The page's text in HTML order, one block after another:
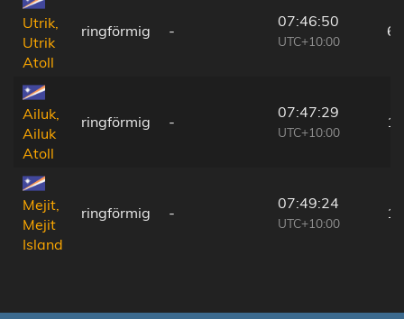
Utrik,
Utrik
Atoll
ringförmig -
07:46:50
UTC+10:00
Ailuk,
Ailuk
Atoll
ringförmig -
07:47:29
UTC+10:00
Mejit,
Mejit
Island
ringförmig -
07:49:24
UTC+10:00